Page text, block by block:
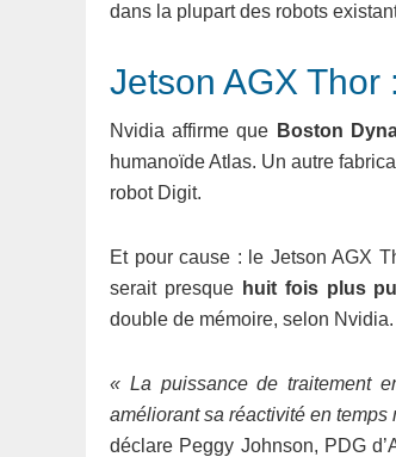
dans la plupart des robots
Jetson AGX
Nvidia affirme que Boston
humanoïde Atlas. Un autre
robot Digit.
Et pour cause : le Jetson AGX
serait presque huit fois plus
double de mémoire, selon Nvidia.
« La puissance de traitement
améliorant sa réactivité en
déclare Peggy Johnson, PDG